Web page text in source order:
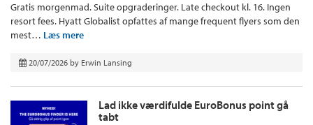
Gratis morgenmad. Suite opgraderinger. Late checkout kl. 16. Ingen
resort fees. Hyatt Globalist opfattes af mange frequent flyers som den
mest… Læs mere
20/07/2026 by Erwin Lansing
Lad ikke værdifulde EuroBonus point gå
tabt